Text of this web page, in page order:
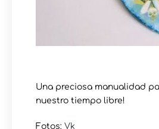
Una preciosa manualidad
nuestro tiempo libre!
Fotos: Vk